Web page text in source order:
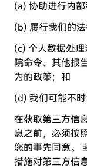
(a) 协助进行内部
(b) 履行我们的法
(c) 个人数据处
院命令、其他报
为的政策；和
(d) 我们可能不时
在获取第三方信
息之前，必须按
您的事先同意。
措施对第三方信